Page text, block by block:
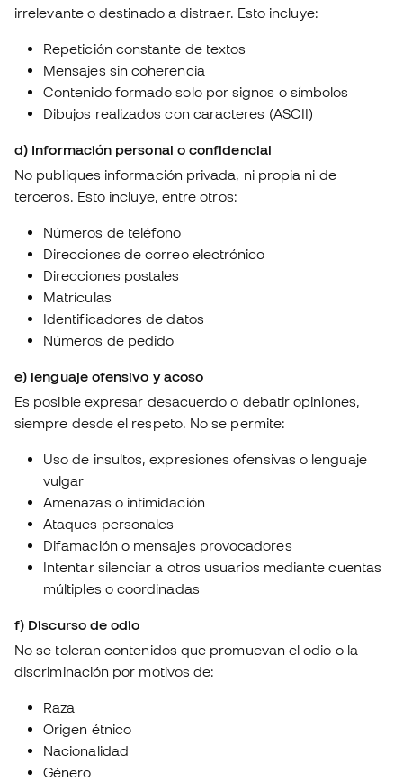
irrelevante o destinado a distraer. Esto incluye:
Repetición constante de textos
Mensajes sin coherencia
Contenido formado solo por signos o símbolos
Dibujos realizados con caracteres (ASCII)
d) Información personal o confidencial
No publiques información privada, ni propia ni de
terceros. Esto incluye, entre otros:
Números de teléfono
Direcciones de correo electrónico
Direcciones postales
Matrículas
Identificadores de datos
Números de pedido
e) lenguaje ofensivo y acoso
Es posible expresar desacuerdo o debatir opiniones,
siempre desde el respeto. No se permite:
Uso de insultos, expresiones ofensivas o lenguaje
vulgar
Amenazas o intimidación
Ataques personales
Difamación o mensajes provocadores
Intentar silenciar a otros usuarios mediante cuentas
múltiples o coordinadas
f) Discurso de odio
No se toleran contenidos que promuevan el odio o la
discriminación por motivos de:
Raza
Origen étnico
Nacionalidad
Género